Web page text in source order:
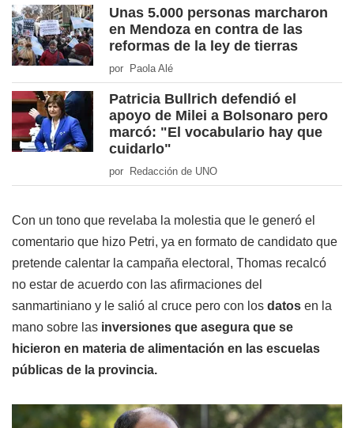
Unas 5.000 personas marcharon
en Mendoza en contra de las
reformas de la ley de tierras
por Paola Alé
Patricia Bullrich defendió el
apoyo de Milei a Bolsonaro pero
marcó: "El vocabulario hay que
cuidarlo"
por Redacción de UNO
Con un tono que revelaba la molestia que le generó el
comentario que hizo Petri, ya en formato de candidato que
pretende calentar la campaña electoral, Thomas recalcó
no estar de acuerdo con las afirmaciones del
sanmartiniano y le salió al cruce pero con los datos en la
mano sobre las inversiones que asegura que se
hicieron en materia de alimentación en las escuelas
públicas de la provincia.